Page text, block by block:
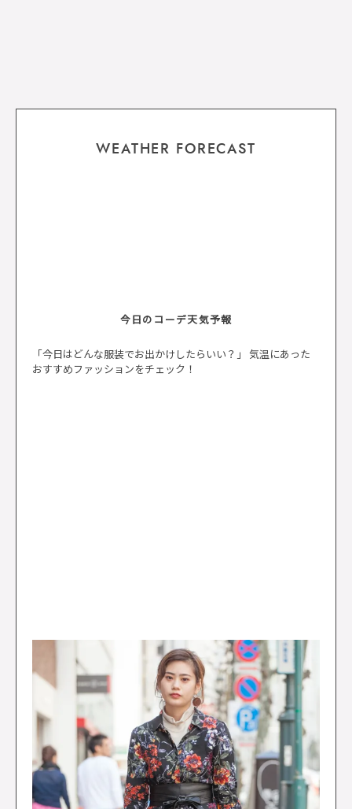
WEATHER FORECAST
今日のコーデ天気予報
「今日はどんな服装でお出かけしたらいい？」 気温にあった
おすすめファッションをチェック！